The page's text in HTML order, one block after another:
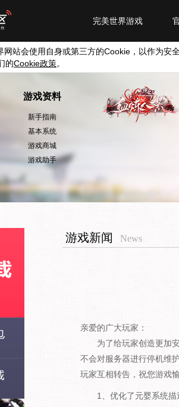
完美世界游戏
网站会使用自身或第三方的Cookie ，以作为安
的Cookie政策。
游戏资料
新手指南
基本系统
游戏商城
游戏助手
游戏新闻 News
亲爱的广大玩家：
为了给玩家创造更加安
不会对服务器进行停机维
玩家互相转告，祝您游戏
1、优化了元婴系统描述